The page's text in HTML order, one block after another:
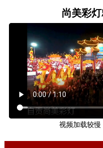
尚美彩
视频加载较慢